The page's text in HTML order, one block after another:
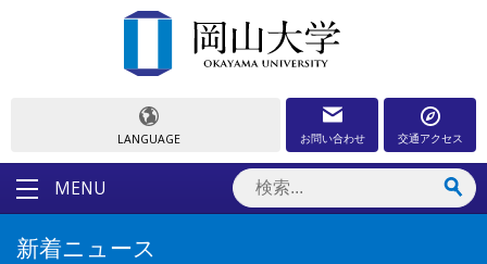
LANGUAGE お問い合わせ 交通アクセス
MENU
新着ニュース